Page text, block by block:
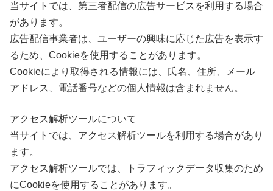
当サイトでは、第三者配信の広告サービスを利用する場合
があります。
広告配信事業者は、ユーザーの興味に応じた広告を表示す
るため、Cookieを使用することがあります。
Cookieにより取得される情報には、氏名、住所、メール
アドレス、電話番号などの個人情報は含まれません。
アクセス解析ツールについて
当サイトでは、アクセス解析ツールを利用する場合があり
ます。
アクセス解析ツールでは、トラフィックデータ収集のため
にCookieを使用することがあります。